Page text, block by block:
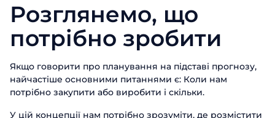
Розглянемо, що
потрібно зробити
Якщо говорити про планування на підставі прогнозу,
найчастіше основними питаннями є: Коли нам
потрібно закупити або виробити і скільки.
У цій концепції нам потрібно зрозуміти, де розмістити